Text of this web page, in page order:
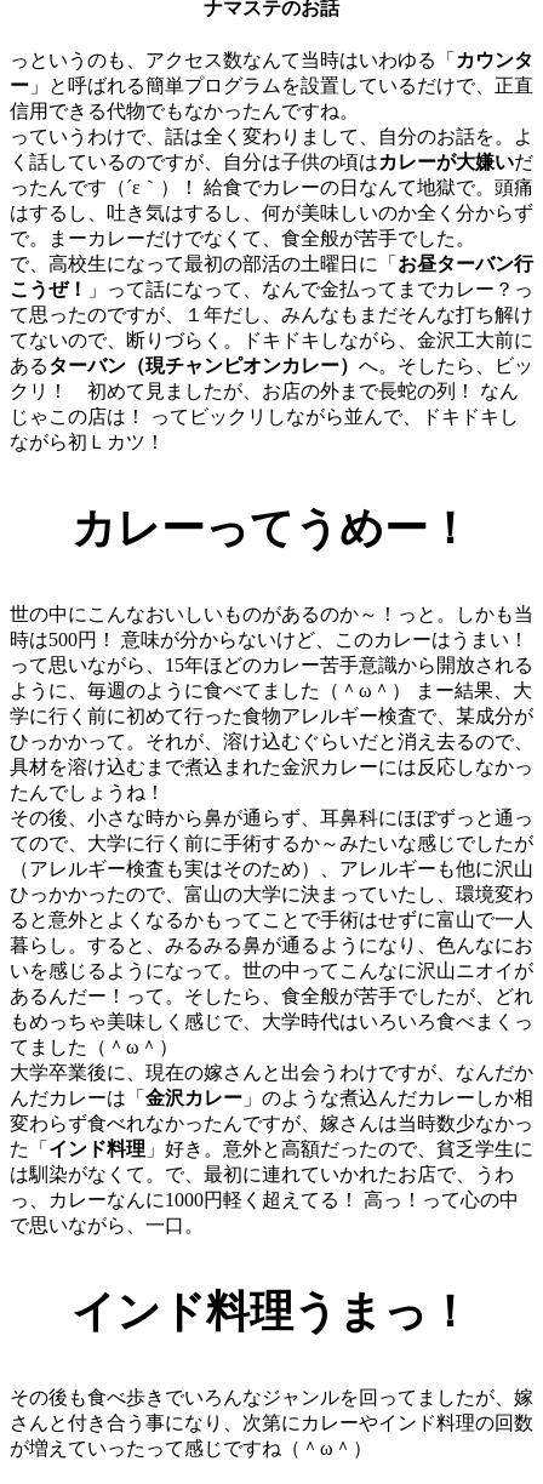
ナマステのお話
っというのも、アクセス数なんて当時はいわゆる「 カウンタ
ー 」と呼ばれる簡単プログラムを設置しているだけで、正直
信用できる代物でもなかったんですね。
っていうわけで、話は全く変わりまして、自分のお話を。よ
く話しているのですが、自分は子供の頃はカレーが大嫌いだ
ったんです（´ε｀）！ 給食でカレーの日なんて地獄で。頭痛
はするし、吐き気はするし、何が美味しいのか全く分からず
で。まーカレーだけでなくて、食全般が苦手でした。
で、高校生になって最初の部活の土曜日に「 お昼ターバン行
こうぜ！
」って話になって、なんで金払ってまでカレー？っ
て思ったのですが、１年だし、みんなもまだそんな打ち解け
てないので、断りづらく。ドキドキしながら、金沢工大前に
あるターバン（現チャンピオンカレー） へ。そしたら、ビッ
クリ！ 初めて見ましたが、お店の外まで長蛇の列！ なん
じゃこの店は！ ってビックリしながら並んで、ドキドキし
ながら初Ｌカツ！
カレーってうめー！
世の中にこんなおいしいものがあるのか～！っと。しかも当
時は500円！ 意味が分からないけど、このカレーはうまい！
って思いながら、15年ほどのカレー苦手意識から開放される
ように、毎週のように食べてました（＾ω＾） まー結果、大
学に行く前に初めて行った食物アレルギー検査で、某成分が
ひっかかって。それが、溶け込むぐらいだと消え去るので、
具材を溶け込むまで煮込まれた金沢カレーには反応しなかっ
たんでしょうね！
その後、小さな時から鼻が通らず、耳鼻科にほぼずっと通っ
てので、大学に行く前に手術するか～みたいな感じでしたが
（アレルギー検査も実はそのため）、アレルギーも他に沢山
ひっかかったので、富山の大学に決まっていたし、環境変わ
ると意外とよくなるかもってことで手術はせずに富山で一人
暮らし。すると、みるみる鼻が通るようになり、色んなにお
いを感じるようになって。世の中ってこんなに沢山ニオイが
あるんだー！って。そしたら、食全般が苦手でしたが、どれ
もめっちゃ美味しく感じで、大学時代はいろいろ食べまくっ
てました（＾ω＾）
大学卒業後に、現在の嫁さんと出会うわけですが、なんだか
んだカレーは「 金沢カレー 」のような煮込んだカレーしか相
変わらず食べれなかったんですが、嫁さんは当時数少なかっ
た「 インド料理 」好き。意外と高額だったので、貧乏学生に
は馴染がなくて。で、最初に連れていかれたお店で、うわ
っ、カレーなんに1000円軽く超えてる！ 高っ！って心の中
で思いながら、一口。
インド料理うまっ！
その後も食べ歩きでいろんなジャンルを回ってましたが、嫁
さんと付き合う事になり、次第にカレーやインド料理の回数
が増えていったって感じですね（＾ω＾）